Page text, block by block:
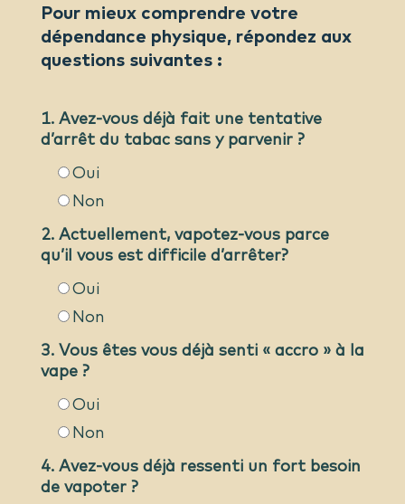
Pour mieux comprendre votre
dépendance physique, répondez aux
questions suivantes :
1. Avez-vous déjà fait une tentative
d’arrêt du tabac sans y parvenir ?
Oui
Non
2. Actuellement, vapotez-vous parce
qu’il vous est difficile d’arrêter?
Oui
Non
3. Vous êtes vous déjà senti « accro » à la
vape ?
Oui
Non
4. Avez-vous déjà ressenti un fort besoin
de vapoter ?